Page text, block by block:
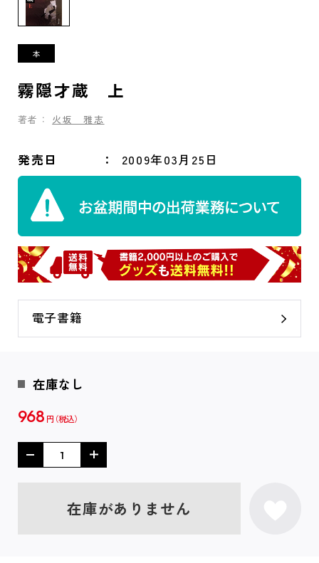
霧隠才蔵 上
著者： 火坂 雅志
発売日 2009年03月25日
電子書籍
在庫なし
968 円
在庫がありません